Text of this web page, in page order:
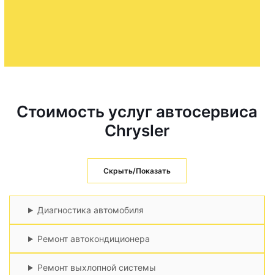
Стоимость услуг автосервиса
Chrysler
Скрыть/Показать
Диагностика автомобиля
Ремонт автокондиционера
Ремонт выхлопной системы